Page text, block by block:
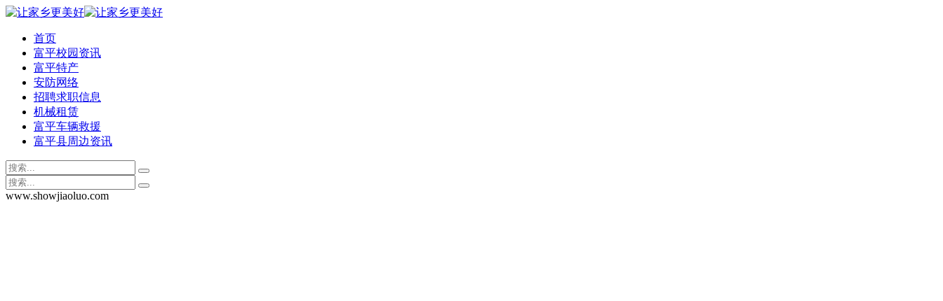
首页
富平校园资讯
富平特产
安防网络
招聘求职信息
机械租赁
富平车辆救援
富平县周边资讯
www.showjiaoluo.com